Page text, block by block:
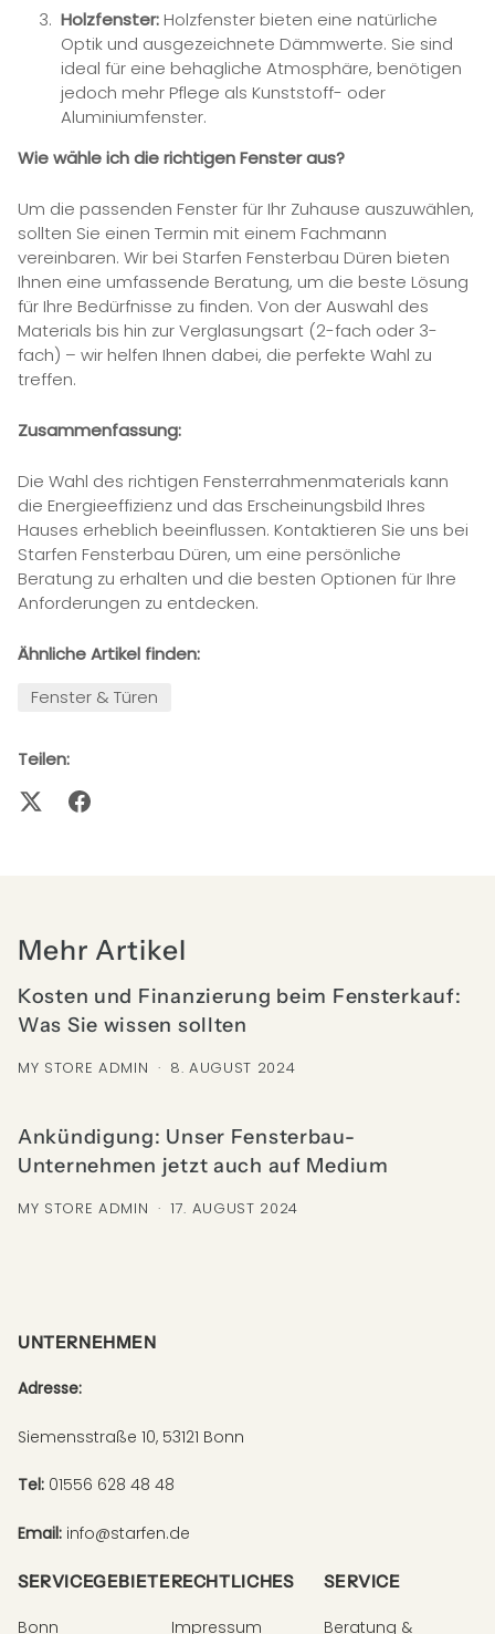
Holzfenster:Holzfenster bieten eine natürliche
Optik und ausgezeichnete Dämmwerte. Sie sind
ideal für eine behagliche Atmosphäre, benötigen
jedoch mehr Pflege als Kunststoff- oder
Aluminiumfenster.
Wie wähle ich die richtigen Fenster aus?
Um die passenden Fenster für Ihr Zuhause auszuwählen,
sollten Sie einen Termin mit einem Fachmann
vereinbaren. Wir bei Starfen Fensterbau Düren bieten
Ihnen eine umfassende Beratung, um die beste Lösung
für Ihre Bedürfnisse zu finden. Von der Auswahl des
Materials bis hin zur Verglasungsart (2-fach oder 3-
fach) – wir helfen Ihnen dabei, die perfekte Wahl zu
treffen.
Zusammenfassung:
Die Wahl des richtigen Fensterrahmenmaterials kann
die Energieeffizienz und das Erscheinungsbild Ihres
Hauses erheblich beeinflussen. Kontaktieren Sie uns bei
Starfen Fensterbau Düren, um eine persönliche
Beratung zu erhalten und die besten Optionen für Ihre
Anforderungen zu entdecken.
Ähnliche Artikel finden:
Fenster & Türen
Teilen:
Mehr Artikel
Kosten und Finanzierung beim Fensterkauf:
Was Sie wissen sollten
MY STORE ADMIN · 8. AUGUST 2024
Ankündigung: Unser Fensterbau-
Unternehmen jetzt auch auf Medium
MY STORE ADMIN · 17. AUGUST 2024
UNTERNEHMEN
Adresse:
Siemensstraße 10, 53121 Bonn
Tel: 01556 628 48 48
Email: info@starfen.de
SERVICEGEBIETE
Bonn
RECHTLICHES
Impressum
SERVICE
Beratung &